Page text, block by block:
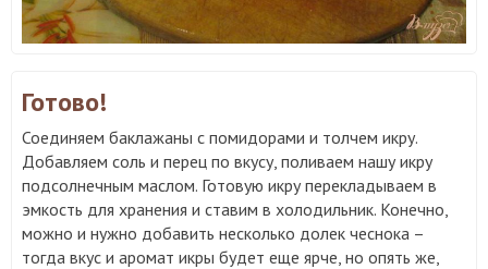
Готово!
Соединяем баклажаны с помидорами и толчем икру.
Добавляем соль и перец по вкусу, поливаем нашу икру
подсолнечным маслом. Готовую икру перекладываем в
эмкость для хранения и ставим в холодильник. Конечно,
можно и нужно добавить несколько долек чеснока –
тогда вкус и аромат икры будет еще ярче, но опять же,